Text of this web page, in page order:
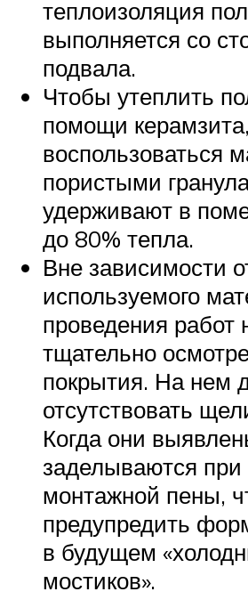
теплоизоляция
выполняется со
подвала.
Чтобы утеплить
помощи
воспользоваться
пористыми
удерживают в
до 80% тепла.
Вне зависимости
используемого
проведения работ
тщательно
покрытия. На нем
отсутствовать
Когда они
заделываются
монтажной пены,
предупредить
в будущем
мостиков».